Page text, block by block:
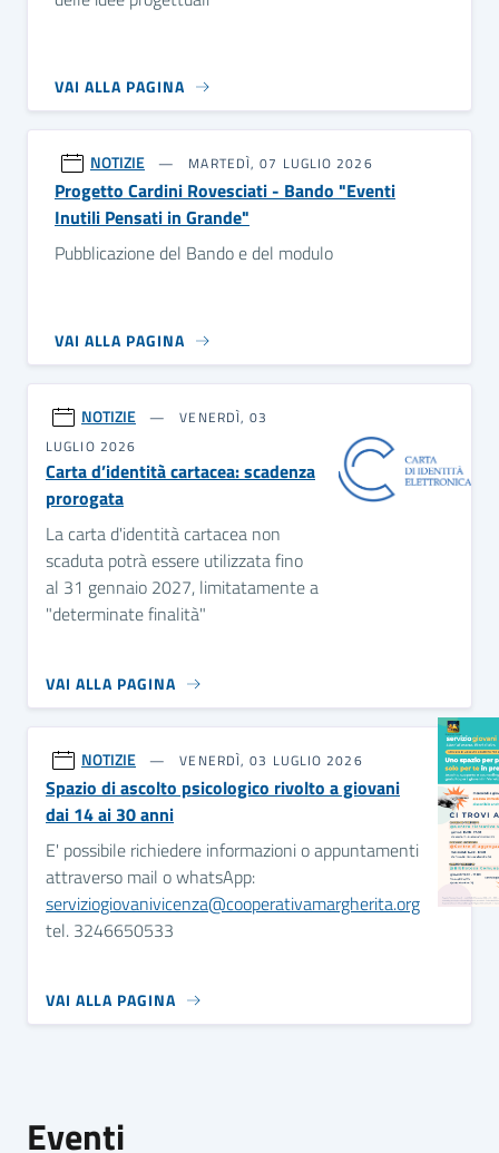
VAI ALLA PAGINA
NOTIZIE MARTEDÌ, 07 LUGLIO 2026
Progetto Cardini Rovesciati - Bando "Eventi
Inutili Pensati in Grande"
Pubblicazione del Bando e del modulo
VAI ALLA PAGINA
NOTIZIE
VENERDÌ, 03
LUGLIO 2026
Carta d’identità cartacea: scadenza
prorogata
La carta d'identità cartacea non
scaduta potrà essere utilizzata fino
al 31 gennaio 2027, limitatamente a
"determinate finalità"
VAI ALLA PAGINA
NOTIZIE VENERDÌ, 03 LUGLIO 2026
Spazio di ascolto psicologico rivolto a giovani
dai 14 ai 30 anni
E' possibile richiedere informazioni o appuntamenti
attraverso mail o whatsApp:
serviziogiovanivicenza@cooperativamargherita.org
tel. 3246650533
VAI ALLA PAGINA
Eventi